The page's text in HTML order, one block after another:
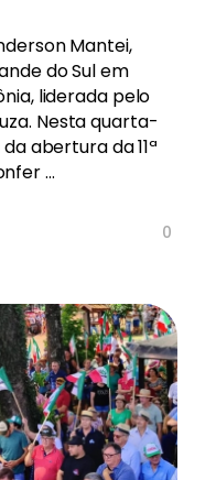
Mantei,
do Sul em
liderada pelo
Nesta quarta-
abertura da 11ª
...
0